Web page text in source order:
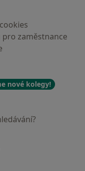
zaměstnance
nové kolegy!